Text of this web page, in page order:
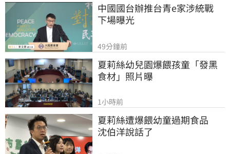
中國國台辦推台青e家涉統戰
下場曝光
49分鐘前
夏莉絲幼兒園爆餵孩童「發黑
食材」照片曝
1小時前
夏莉絲遭爆餵幼童過期食品
沈伯洋說話了